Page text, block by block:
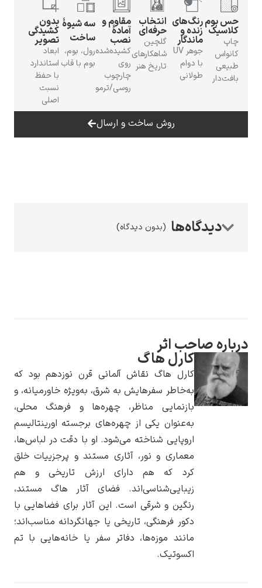
ادوارد هاپر
پیر آگوست رنوآر
جوهر UV
انتخاب
حرفه‌ای
گلچین
شاهکارهای
تاریخ هنر
مقاوم و
آمادهٔ
نصب
کشیده‌شده
روی
چارچوب
سه شیوهٔ
ساخت
رول، بوم،
بوم با قاب
بدون
کشیدگی
تصویر
ابعاد
استاندارد
با حفظ
نسبت
روش ساخت و ارسال
(بدون دیدگاه)
اثر
کارل هاگ
کارل هاگ نقاش آلمانی قرن نوزدهم بود که
به‌خاطر سفرهایش به شرق، به‌ویژه خاورمیانه، و
بازنمایی مناظر، چهره‌ها و فرهنگ محلی،
به‌عنوان یکی از چهره‌های برجسته اورینتالیسم
اروپایی شناخته می‌شود. او با دقت در لباس‌ها،
معماری و نور، آثاری مستند و پرجزییات خلق
کرد که هم دارای ارزش تاریخی و هم
زیبایی‌شناسی‌اند. فضای آثار هاگ مستند،
رنگین و شرقی است. این آثار برای فضاهایی با
دکور فرهنگی، تاریخی یا جهانگردانه مناسب‌اند؛
مانند موزه‌ها، دفاتر سفر یا خانه‌هایی با تم